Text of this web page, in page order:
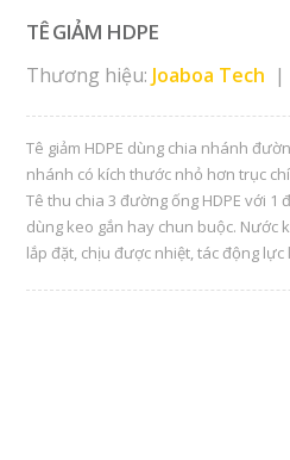
TÊ GIẢM HDPE
Thương hiệu: Joaboa Tech |
Tê giảm HDPE dùng chia nhánh
nhánh có kích thước nhỏ hơn trục
Tê thu chia 3 đường ống HDPE với
dùng keo gắn hay chun buộc. Nước
lắp đặt, chịu được nhiệt, tác động lực